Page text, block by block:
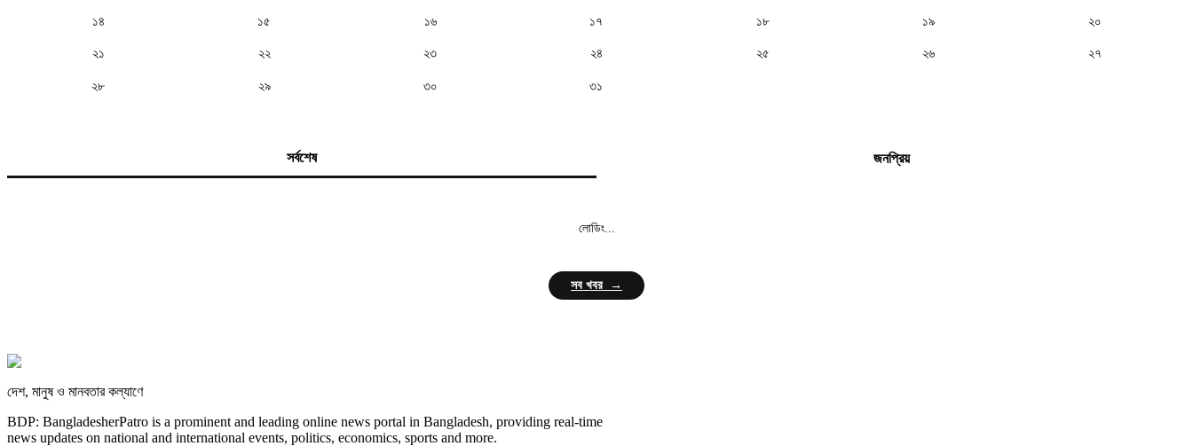
১৪ ১৫ ১৬ ১৭ ১৮ ১৯ ২০
২১ ২২ ২৩ ২৪ ২৫ ২৬ ২৭
২৮ ২৯ ৩০ ৩১
সর্বশেষ জনপ্রিয়
লোডিং...
সব খবর →
দেশ, মানুষ ও মানবতার কল্যাণে
BDP: BangladesherPatro is a prominent and leading online news portal in Bangladesh, providing real-time
news updates on national and international events, politics, economics, sports and more.